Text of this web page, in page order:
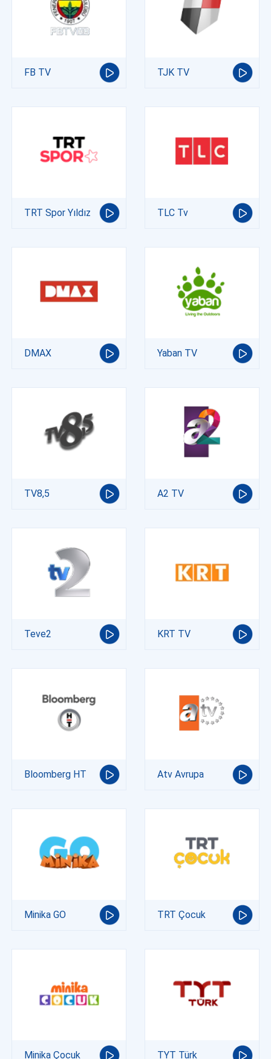
FB TV TJK TV
TRT Spor Yıldız TLC Tv
DMAX Yaban TV
TV8,5 A2 TV
Teve2 KRT TV
Bloomberg HT Atv Avrupa
Minika GO TRT Çocuk
Minika Çocuk TYT Türk